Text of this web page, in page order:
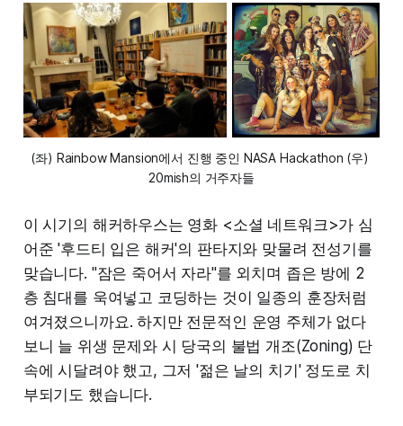
(좌) Rainbow Mansion에서 진행 중인 NASA Hackathon (우)
20mish의 거주자들
이 시기의 해커하우스는 영화 <소셜 네트워크>가 심
어준 '후드티 입은 해커'의 판타지와 맞물려 전성기를
맞습니다. "잠은 죽어서 자라"를 외치며 좁은 방에 2
층 침대를 욱여넣고 코딩하는 것이 일종의 훈장처럼
여겨졌으니까요. 하지만 전문적인 운영 주체가 없다
보니 늘 위생 문제와 시 당국의 불법 개조(Zoning) 단
속에 시달려야 했고, 그저 '젊은 날의 치기' 정도로 치
부되기도 했습니다.